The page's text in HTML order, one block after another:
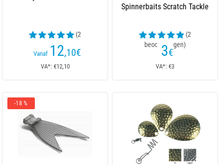
(2
beoordelingen)
Vanaf 12,10€
VA*: €12,10
Spinnerbaits Scratch Tackle
(2
beoordelingen)
3€
VA*: €3
-18 %